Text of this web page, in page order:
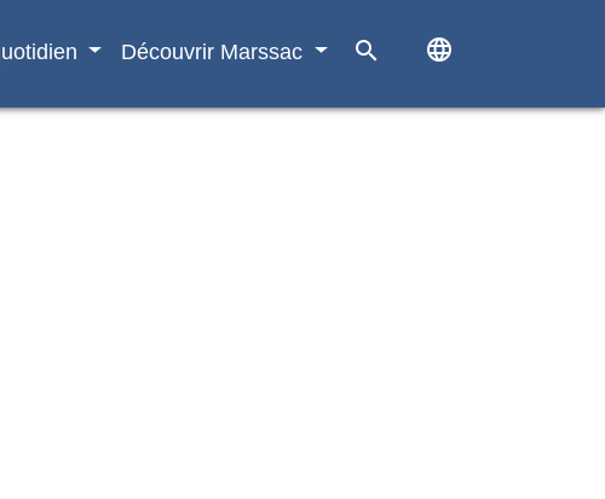
Découvrir Marssac search language